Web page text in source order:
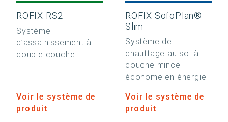
RÖFIX RS2
Système
d’assainissement à
double couche
Voir le système de
produit
RÖFIX SofoPlan®
Slim
Système de
chauffage au sol à
couche mince
économe en énergie
Voir le système de
produit